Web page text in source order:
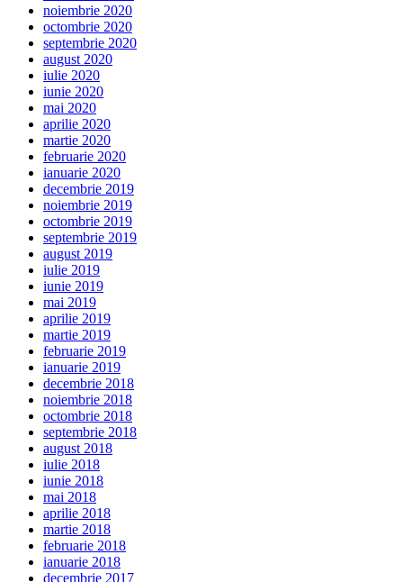
noiembrie 2020
octombrie 2020
septembrie 2020
august 2020
iulie 2020
iunie 2020
mai 2020
aprilie 2020
martie 2020
februarie 2020
ianuarie 2020
decembrie 2019
noiembrie 2019
octombrie 2019
septembrie 2019
august 2019
iulie 2019
iunie 2019
mai 2019
aprilie 2019
martie 2019
februarie 2019
ianuarie 2019
decembrie 2018
noiembrie 2018
octombrie 2018
septembrie 2018
august 2018
iulie 2018
iunie 2018
mai 2018
aprilie 2018
martie 2018
februarie 2018
ianuarie 2018
decembrie 2017